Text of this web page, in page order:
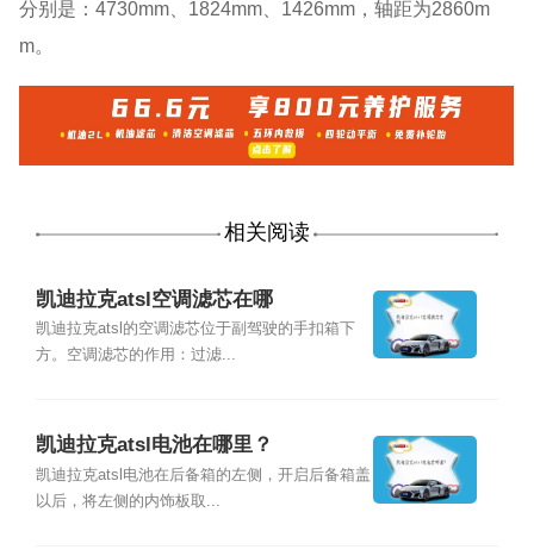
分别是：4730mm、1824mm、1426mm，轴距为2860m
m。
相关阅读
凯迪拉克atsl空调滤芯在哪
凯迪拉克atsl的空调滤芯位于副驾驶的手扣箱下
方。空调滤芯的作用：过滤...
凯迪拉克atsl电池在哪里？
凯迪拉克atsl电池在后备箱的左侧，开启后备箱盖
以后，将左侧的内饰板取...